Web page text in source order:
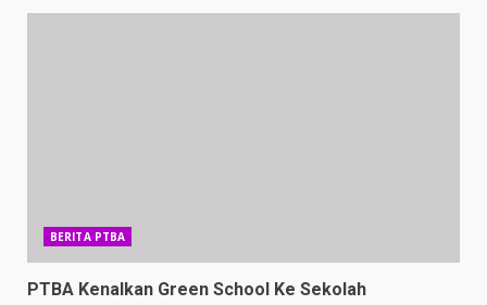
BERITA PTBA
PTBA Kenalkan Green School Ke Sekolah